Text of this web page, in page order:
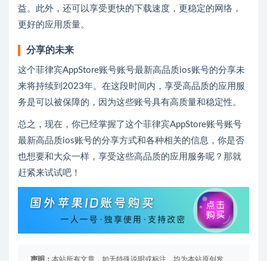
益。此外，还可以享受更快的下载速度，更稳定的网络，
更好的应用质量。
分享的未来
这个菲律宾AppStore账号账号最新高品质ios账号的分享未
来将持续到2023年。在这段时间内，享受高品质的应用服
务是可以被保障的，因为这些账号具有高质量和稳定性。
总之，现在，你已经掌握了这个菲律宾AppStore账号账号
最新高品质ios账号的分享方式和各种相关的信息，你是否
也想要和大众一样，享受这些高品质的应用服务呢？那就
赶紧来试试吧！
声明： 本站所有文章，如无特殊说明或标注，均为本站原创发